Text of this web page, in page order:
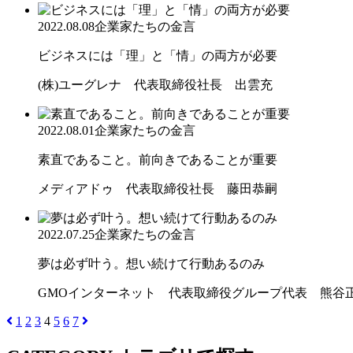
2022.08.08企業家たちの金言
ビジネスには「理」と「情」の両方が必要
(株)ユーグレナ 代表取締役社長 出雲充
2022.08.01企業家たちの金言
素直であること。前向きであることが重要
メディアドゥ 代表取締役社長 藤田恭嗣
2022.07.25企業家たちの金言
夢は必ず叶う。想い続けて行動あるのみ
GMOインターネット 代表取締役グループ代表 熊谷
1 2 3 4 5 6 7